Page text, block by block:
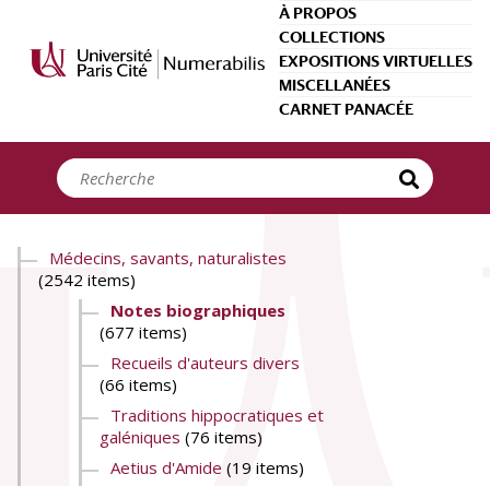
À PROPOS
COLLECTIONS
EXPOSITIONS VIRTUELLES
MISCELLANÉES
CARNET PANACÉE
Médecins, savants, naturalistes
(2542 items)
Notes biographiques
(677 items)
Recueils d'auteurs divers
(66 items)
Traditions hippocratiques et
galéniques (76 items)
Aetius d'Amide (19 items)